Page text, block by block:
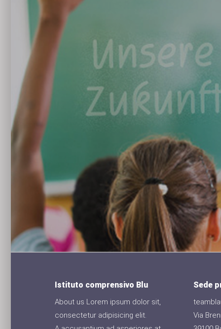
amet,
sed
Istituto comprensivo Blu
About us Lorem ipsum dolor sit,
consectetur adipisicing elit.
Sede
Via